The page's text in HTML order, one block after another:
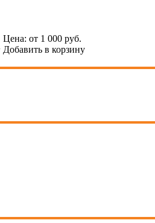
Цена: от 1 000 руб.
Добавить в корзину